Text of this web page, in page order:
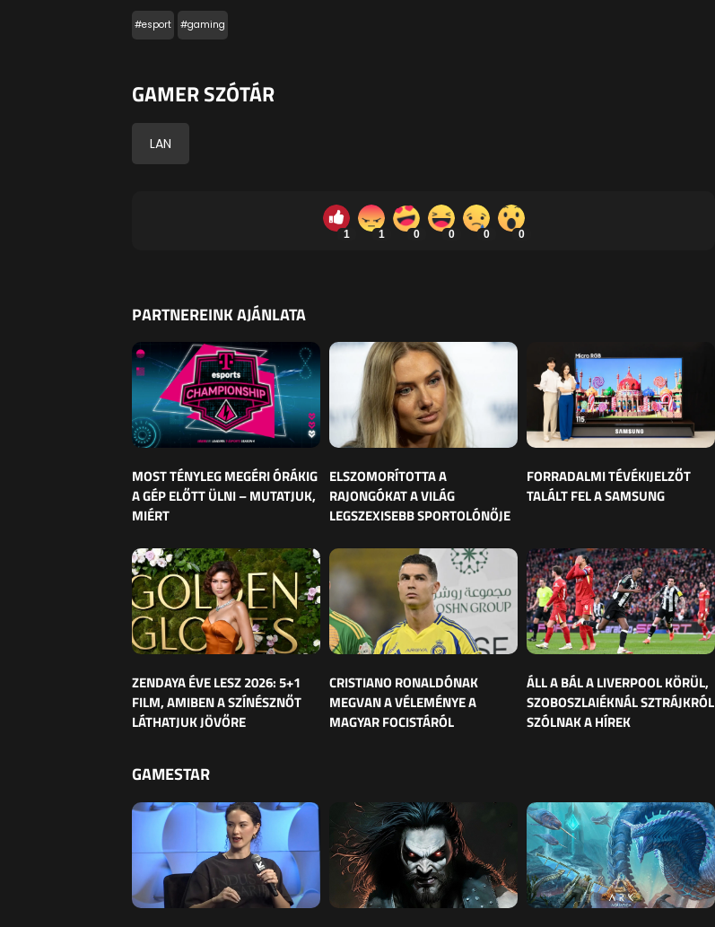
#esport #gaming
GAMER SZÓTÁR
LAN
1 1 0 0 0 0
PARTNEREINK AJÁNLATA
MOST TÉNYLEG MEGÉRI ÓRÁKIG
A GÉP ELŐTT ÜLNI – MUTATJUK,
MIÉRT
ELSZOMORÍTOTTA A
RAJONGÓKAT A VILÁG
LEGSZEXISEBB SPORTOLÓNŐJE
FORRADALMI TÉVÉKIJELZŐT
TALÁLT FEL A SAMSUNG
ZENDAYA ÉVE LESZ 2026: 5+1
FILM, AMIBEN A SZÍNÉSZNŐT
LÁTHATJUK JÖVŐRE
CRISTIANO RONALDÓNAK
MEGVAN A VÉLEMÉNYE A
MAGYAR FOCISTÁRÓL
ÁLL A BÁL A LIVERPOOL KÖRÜL,
SZOBOSZLAIÉKNÁL SZTRÁJKRÓL
SZÓLNAK A HÍREK
GAMESTAR